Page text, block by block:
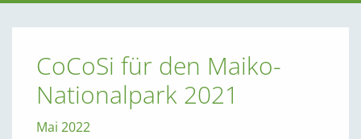
CoCoSi für den Maiko-
Nationalpark 2021
Mai 2022